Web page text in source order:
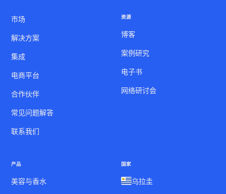
市场
解决方案
集成
电商平台
合作伙伴
常见问题解答
联系我们
资源
博客
案例研究
电子书
网络研讨会
产品
美容与香水
国家
乌拉圭